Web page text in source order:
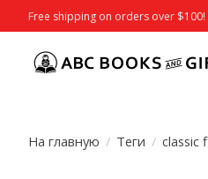
Free shipping on orders over $100!
На главную / Теги / classic